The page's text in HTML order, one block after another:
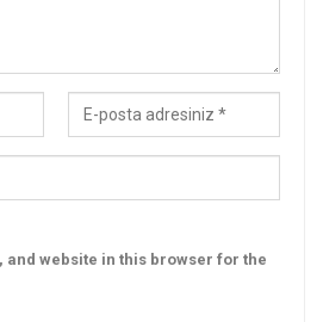
and website in this browser for the